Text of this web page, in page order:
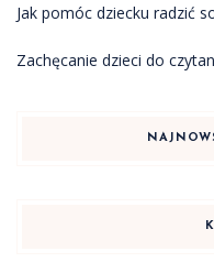
Jak pomóc dziecku radzić
Zachęcanie dzieci do